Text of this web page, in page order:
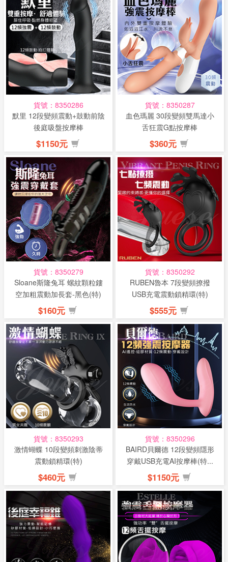
貨號：8350286
默里 12段變頻震動+鼓動前陰
後庭吸盤按摩棒
$1150元
貨號：8350287
血色瑪麗 30段變頻雙馬達小
舌狂震G點按摩棒
$360元
貨號：8350279
Sloane斯隆兔耳 螺紋顆粒鏤
空加粗震動加長套-黑色(特)
$160元
貨號：8350292
RUBEN魯本 7段變頻撩撥
USB充電震動鎖精環(特)
$555元
貨號：8350293
激情蝴蝶 10段變頻刺激陰蒂
震動鎖精環(特)
$460元
貨號：8350296
BAIRD貝爾德 12段變頻隱形
穿戴USB充電AI按摩棒(特...
$1150元